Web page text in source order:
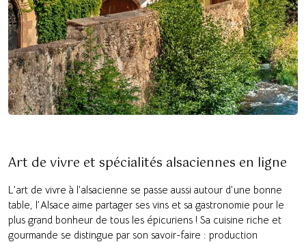
Art de vivre et spécialités alsaciennes en ligne
L’art de vivre à l’alsacienne se passe aussi autour d’une bonne
table, l’Alsace aime partager ses vins et sa gastronomie pour le
plus grand bonheur de tous les épicuriens ! Sa cuisine riche et
gourmande se distingue par son savoir-faire : production